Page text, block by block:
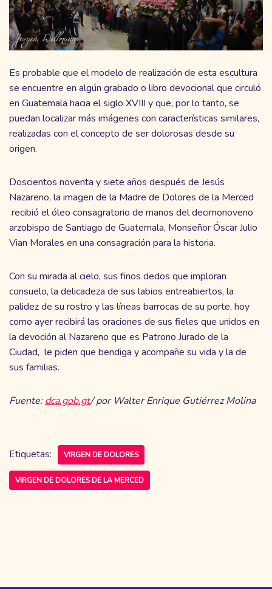
Es probable que el modelo de realización de esta escultura
se encuentre en algún grabado o libro devocional que circuló
en Guatemala hacia el siglo XVIII y que, por lo tanto, se
puedan localizar más imágenes con características similares,
realizadas con el concepto de ser dolorosas desde su
origen.
Doscientos noventa y siete años después de Jesús
Nazareno, la imagen de la Madre de Dolores de la Merced
recibió el óleo consagratorio de manos del decimonoveno
arzobispo de Santiago de Guatemala, Monseñor Óscar Julio
Vian Morales en una consagración para la historia.
Con su mirada al cielo, sus finos dedos que imploran
consuelo, la delicadeza de sus labios entreabiertos, la
palidez de su rostro y las líneas barrocas de su porte, hoy
como ayer recibirá las oraciones de sus fieles que unidos en
la devoción al Nazareno que es Patrono Jurado de la
Ciudad, le piden que bendiga y acompañe su vida y la de
sus familias.
Fuente:dca.gob.gt/ por Walter Enrique Gutiérrez Molina
Etiquetas: VIRGEN DE DOLORES
VIRGEN DE DOLORES DE LA MERCED